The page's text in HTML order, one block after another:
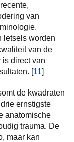
van
letsels worden
van de
is direct van
[11]
de kwadraten
ernstigste
anatomische
trauma. De
maar kan